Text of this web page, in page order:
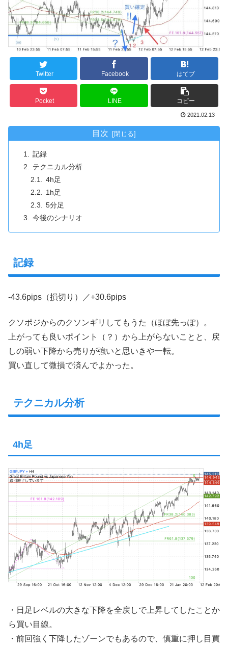
Twitter Facebook はてブ
Pocket LINE コピー
2021.02.13
目次
記録
テクニカル分析
4h足
1h足
5分足
今後のシナリオ
記録
-43.6pips（損切り）／+30.6pips
クソポジからのクソンギリしてもうた（ほぼ先っぽ）。
上がっても良いポイント（？）から上がらないことと、戻
しの弱い下降から売りが強いと思いきや一転。
買い直して微損で済んでよかった。
テクニカル分析
4h足
・日足レベルの大きな下降を全戻しで上昇してしたことか
ら買い目線。
・前回強く下降したゾーンでもあるので、慎重に押し目買